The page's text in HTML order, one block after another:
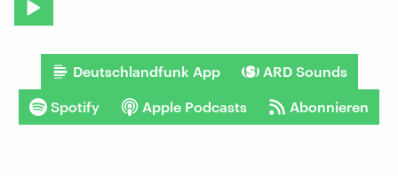
Deutschlandfunk App ARD Sounds
Spotify Apple Podcasts Abonnieren